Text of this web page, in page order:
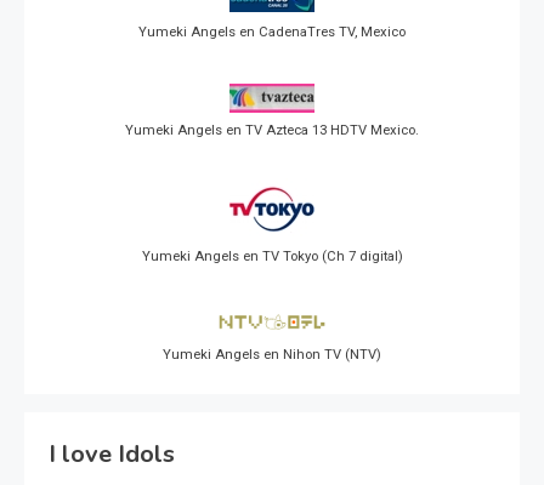
Yumeki Angels en CadenaTres TV, Mexico
Yumeki Angels en TV Azteca 13 HDTV Mexico.
Yumeki Angels en TV Tokyo (Ch 7 digital)
Yumeki Angels en Nihon TV (NTV)
I love Idols